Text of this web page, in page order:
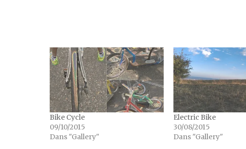
Bike Cycle
09/10/2015
Dans "Gallery"
Electric Bike
30/08/2015
Dans "Gallery"